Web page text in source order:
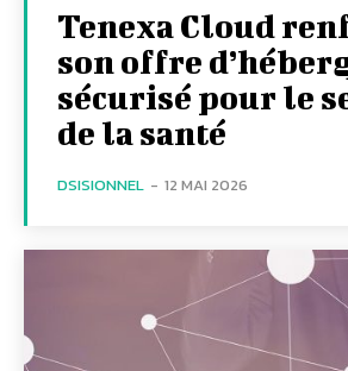
Tenexa Cloud
son offre
sécurisé pour le
de la santé
DSISIONNEL - 12 MAI 2026